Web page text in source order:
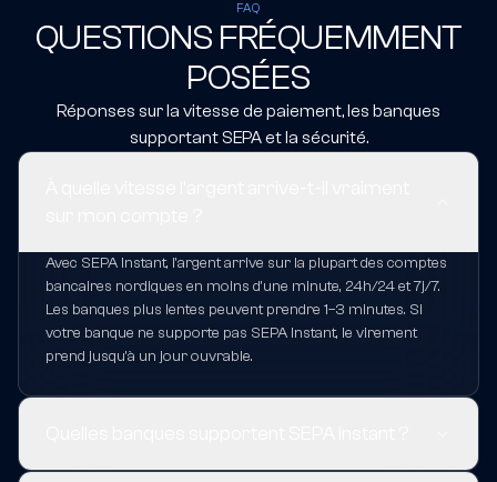
FAQ
QUESTIONS FRÉQUEMMENT
POSÉES
Réponses sur la vitesse de paiement, les banques
supportant SEPA et la sécurité.
Avec SEPA Instant, l'argent arrive sur la plupart des comptes
bancaires nordiques en moins d'une minute, 24h/24 et 7j/7.
Les banques plus lentes peuvent prendre 1–3 minutes. Si
votre banque ne supporte pas SEPA Instant, le virement
prend jusqu'à un jour ouvrable.